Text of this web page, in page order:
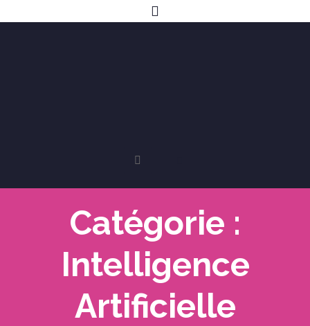
Catégorie :
Intelligence
Artificielle